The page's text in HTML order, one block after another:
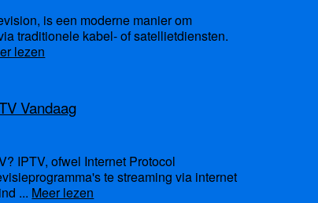
is een moderne manier om
traditionele kabel- of satellietdiensten.
lezen
Vandaag
IPTV, ofwel Internet Protocol
te streaming via internet
... Meer lezen